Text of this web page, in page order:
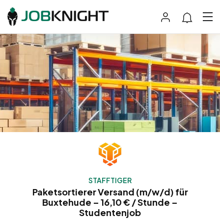
STAFFTIGER
Paketsortierer Versand (m/w/d) für
Buxtehude – 16,10 € / Stunde –
Studentenjob